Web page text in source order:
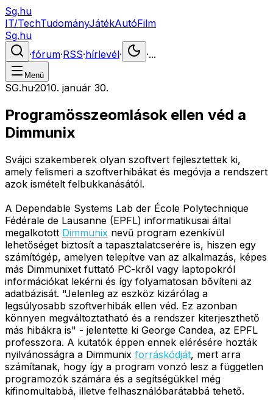
Sg.hu
IT/TechTudományJátékAutóFilm
Sg.hu
·fórum·RSS·hírlevél· ·...
Menü
SG.hu·2010. január 30.
Programösszeomlások ellen véd a
Dimmunix
Svájci szakemberek olyan szoftvert fejlesztettek ki,
amely felismeri a szoftverhibákat és megóvja a rendszert
azok ismételt felbukkanásától.
A Dependable Systems Lab der École Polytechnique
Fédérale de Lausanne (EPFL) informatikusai által
megalkotott Dimmunix nevű program ezenkívül
lehetőséget biztosít a tapasztalatcserére is, hiszen egy
számítógép, amelyen telepítve van az alkalmazás, képes
más Dimmunixet futtató PC-kről vagy laptopokról
információkat lekérni és így folyamatosan bővíteni az
adatbázisát. "Jelenleg az eszköz kizárólag a
legsúlyosabb szoftverhibák ellen véd. Ez azonban
könnyen megváltoztatható és a rendszer kiterjeszthető
más hibákra is" - jelentette ki George Candea, az EPFL
professzora. A kutatók éppen ennek elérésére hozták
nyilvánosságra a Dimmunix forráskódját, mert arra
számítanak, hogy így a program vonzó lesz a független
programozók számára és a segítségükkel még
kifinomultabbá, illetve felhasználóbarátabbá tehető.